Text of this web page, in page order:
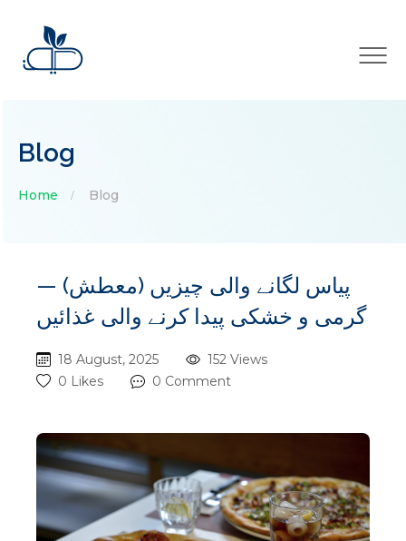
×
Blog
Home Blog
پیاس لگانے والی چیزیں (معطش) —
گرمی و خشکی پیدا کرنے والی غذائیں
18 August, 2025
152 Views
0 Likes
0 Comment